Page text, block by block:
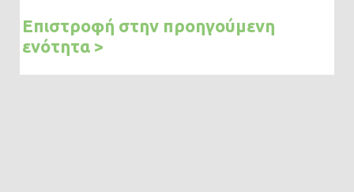
Επιστροφή στην προηγούμενη
ενότητα >